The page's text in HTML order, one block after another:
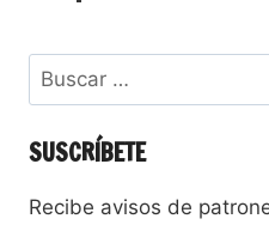
SUSCRÍBETE
Recibe avisos de